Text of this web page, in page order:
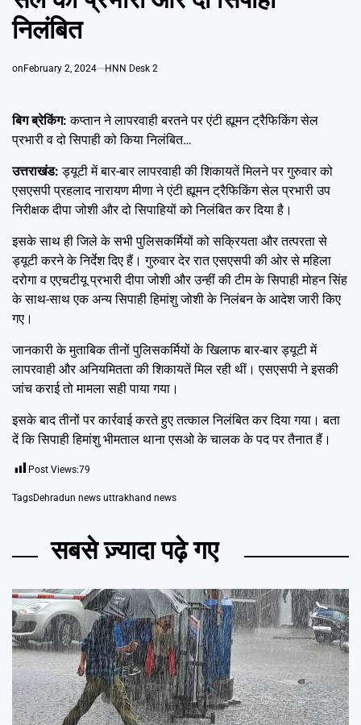
निलंबित
onFebruary 2, 2024 HNN Desk 2
बिग ब्रेकिंग: कप्तान ने लापरवाही बरतने पर एंटी ह्यूमन ट्रैफिकिंग सेल
प्रभारी व दो सिपाही को किया निलंबित…
उत्तराखंड: ड्यूटी में बार-बार लापरवाही की शिकायतें मिलने पर गुरुवार को
एसएसपी प्रहलाद नारायण मीणा ने एंटी ह्यूमन ट्रैफिकिंग सेल प्रभारी उप
निरीक्षक दीपा जोशी और दो सिपाहियों को निलंबित कर दिया है।
इसके साथ ही जिले के सभी पुलिसकर्मियों को सक्रियता और तत्परता से
ड्यूटी करने के निर्देश दिए हैं। गुरुवार देर रात एसएसपी की ओर से महिला
दरोगा व एएचटीयू प्रभारी दीपा जोशी और उन्हीं की टीम के सिपाही मोहन सिंह
के साथ-साथ एक अन्य सिपाही हिमांशु जोशी के निलंबन के आदेश जारी किए
गए।
जानकारी के मुताबिक तीनों पुलिसकर्मियों के खिलाफ बार-बार ड्यूटी में
लापरवाही और अनियमितता की शिकायतें मिल रही थीं। एसएसपी ने इसकी
जांच कराई तो मामला सही पाया गया।
इसके बाद तीनों पर कार्रवाई करते हुए तत्काल निलंबित कर दिया गया। बता
दें कि सिपाही हिमांशु भीमताल थाना एसओ के चालक के पद पर तैनात हैं।
Post Views:79
TagsDehradun news uttrakhand news
सबसे ज़्यादा पढ़े गए